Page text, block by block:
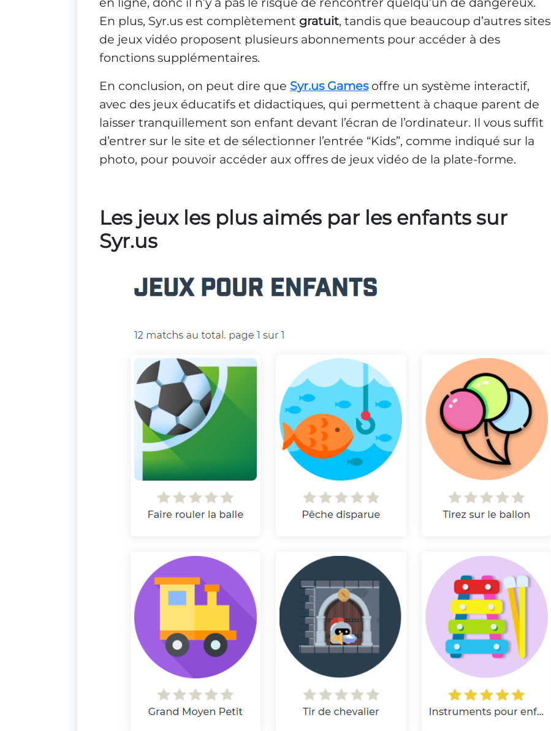
En plus, Syr.us est complètement gratuit, tandis que beaucoup d’autres sites
de jeux vidéo proposent plusieurs abonnements pour accéder à des
fonctions supplémentaires.
En conclusion, on peut dire que Syr.us Gamesoffre un système interactif,
avec des jeux éducatifs et didactiques, qui permettent à chaque parent de
laisser tranquillement son enfant devant l’écran de l’ordinateur. Il vous suffit
d’entrer sur le site et de sélectionner l’entrée “Kids”, comme indiqué sur la
photo, pour pouvoir accéder aux offres de jeux vidéo de la plate-forme.
Les jeux les plus aimés par les enfants sur
Syr.us